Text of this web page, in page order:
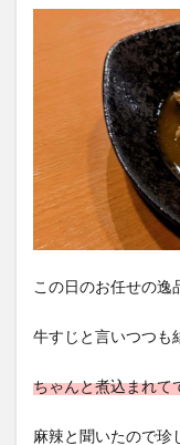
この日のお任せの逸
牛すじと言いつつも
ちゃんと煮込まれて
麻辣と聞いたので珍